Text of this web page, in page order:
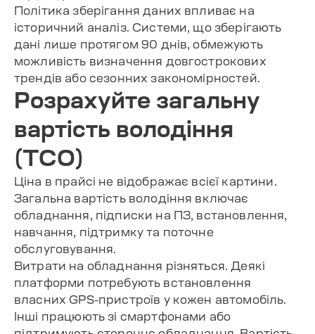
Політика зберігання даних впливає на
історичний аналіз. Системи, що зберігають
дані лише протягом 90 днів, обмежують
можливість визначення довгострокових
трендів або сезонних закономірностей.
Розрахуйте загальну
вартість володіння
(TCO)
Ціна в прайсі не відображає всієї картини.
Загальна вартість володіння включає
обладнання, підписки на ПЗ, встановлення,
навчання, підтримку та поточне
обслуговування.
Витрати на обладнання різняться. Деякі
платформи потребують встановлення
власних GPS-пристроїв у кожен автомобіль.
Інші працюють зі смартфонами або